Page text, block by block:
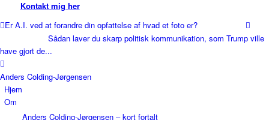
Kontakt mig her
Er A.I. ved at forandre din opfattelse af hvad et foto er?
Sådan laver du skarp politisk kommunikation, som Trump ville
have gjort de...
Anders Colding-Jørgensen
Hjem
Om
Anders Colding-Jørgensen – kort fortalt